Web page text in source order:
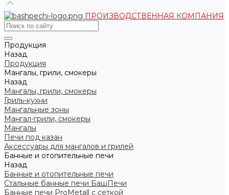
ПРОИЗВОДСТВЕННАЯ КОМПАНИЯ
Продукция
Назад
Продукция
Мангалы, грили, смокеры
Назад
Мангалы, грили, смокеры
Гриль-кухни
Мангальные зоны
Мангал-грили, смокеры
Мангалы
Печи под казан
Аксессуары для мангалов и грилей
Банные и отопительные печи
Назад
Банные и отопительные печи
Стальные банные печи БашПечи
Банные печи ProMetall с сеткой